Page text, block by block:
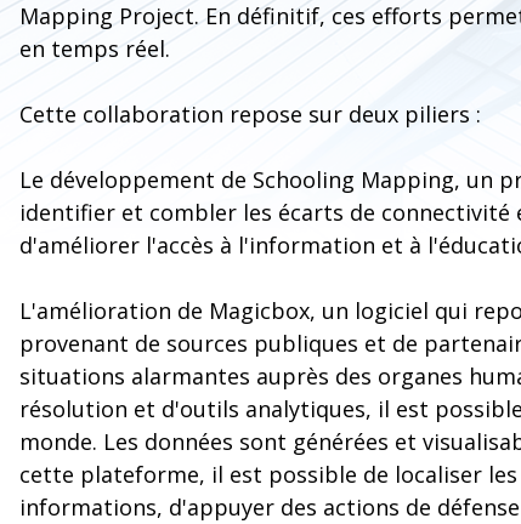
Mapping Project. En définitif, ces efforts
en temps réel.
Cette collaboration repose sur deux piliers :
Le développement de Schooling Mapping, un
identifier et combler les écarts de
d'améliorer l'accès à l'information et à
L'amélioration de Magicbox, un logiciel qui
provenant de sources publiques et de
situations alarmantes auprès des organes
résolution et d'outils analytiques, il est
monde. Les données sont générées et
cette plateforme, il est possible de localiser
informations, d'appuyer des actions de